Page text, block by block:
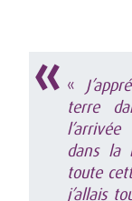
«
terre
dans la
toute
j’allais